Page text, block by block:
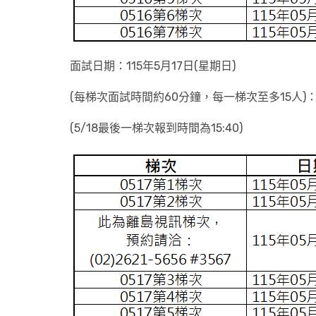
面試日期：115年5月17日(星期日)
(每梯次面試時間約60分鐘，每一梯次至多15人)
(5/18最後一梯次報到時間為15:40)